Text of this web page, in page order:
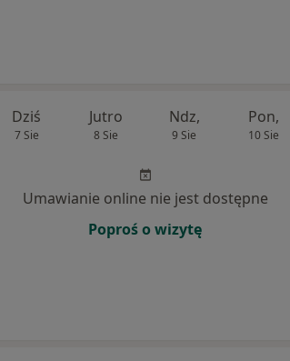
Dziś
7 Sie
Jutro
8 Sie
Ndz,
9 Sie
Pon,
10 Sie
Umawianie online nie jest dostępne
Poproś o wizytę